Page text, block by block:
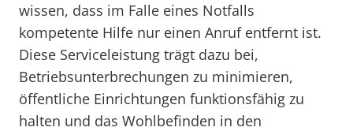
wissen, dass im Falle eines Notfalls
kompetente Hilfe nur einen Anruf entfernt ist.
Diese Serviceleistung trägt dazu bei,
Betriebsunterbrechungen zu minimieren,
öffentliche Einrichtungen funktionsfähig zu
halten und das Wohlbefinden in den